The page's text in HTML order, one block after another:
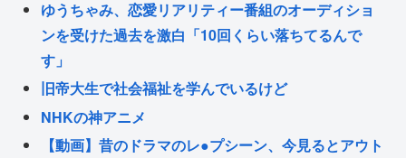
ゆうちゃみ、恋愛リアリティー番組のオーディショ
ンを受けた過去を激白「10回くらい落ちてるんで
す」
旧帝大生で社会福祉を学んでいるけど
NHKの神アニメ
【動画】昔のドラマのレ●プシーン、今見るとアウト